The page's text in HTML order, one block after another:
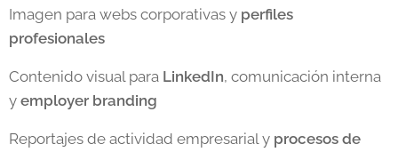
Imagen para webs corporativas y perfiles
profesionales
Contenido visual para LinkedIn, comunicación interna
y employer branding
Reportajes de actividad empresarial y procesos de